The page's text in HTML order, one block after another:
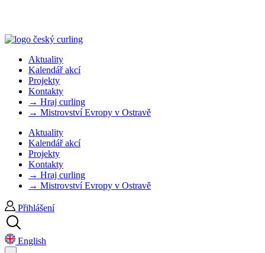
Aktuality
Kalendář akcí
Projekty
Kontakty
→ Hraj curling
→ Mistrovství Evropy v Ostravě
Aktuality
Kalendář akcí
Projekty
Kontakty
→ Hraj curling
→ Mistrovství Evropy v Ostravě
Přihlášení
English